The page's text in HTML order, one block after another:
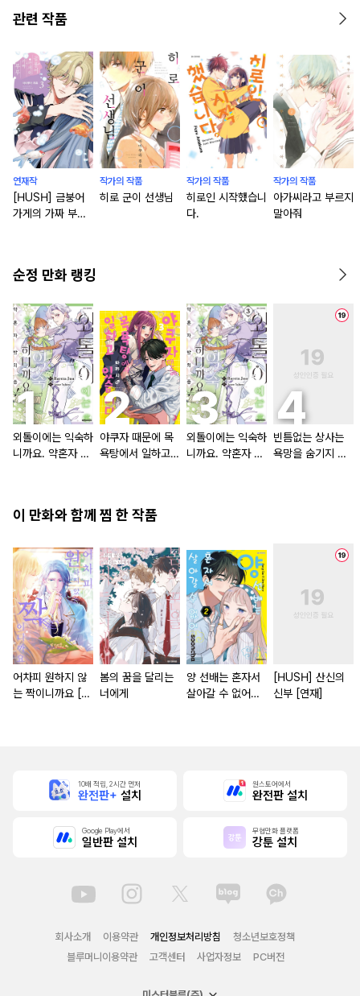
관련 작품
연재작
[HUSH] 금붕어
가게의 가짜 부부
작가의 작품
히로 군이 선생님
작가의 작품
히로인 시작했습니
다.
작가의 작품
아가씨라고 부르지
말아줘
순정 만화 랭킹
외톨이에는 익숙하
니까요. 약혼자 방
야쿠자 때문에 목
욕탕에서 일하고
외톨이에는 익숙하
니까요. 약혼자 방
빈틈없는 상사는
욕망을 숨기지 않
이 만화와 함께 찜 한 작품
어차피 원하지 않
는 짝이니까요 [단
봄의 꿈을 달리는
너에게
양 선배는 혼자서
살아갈 수 없어
[HUSH] 산신의
신부 [연재]
10배 적립, 2시간 먼저
완전판+ 설치
원스토어에서
완전판 설치
Google Play에서
일반판 설치
무협만화 플랫폼
강툰 설치
회사소개 이용약관 개인정보처리방침
청소년보호정책
블루머니이용약관
고객센터 사업자정보 PC버전